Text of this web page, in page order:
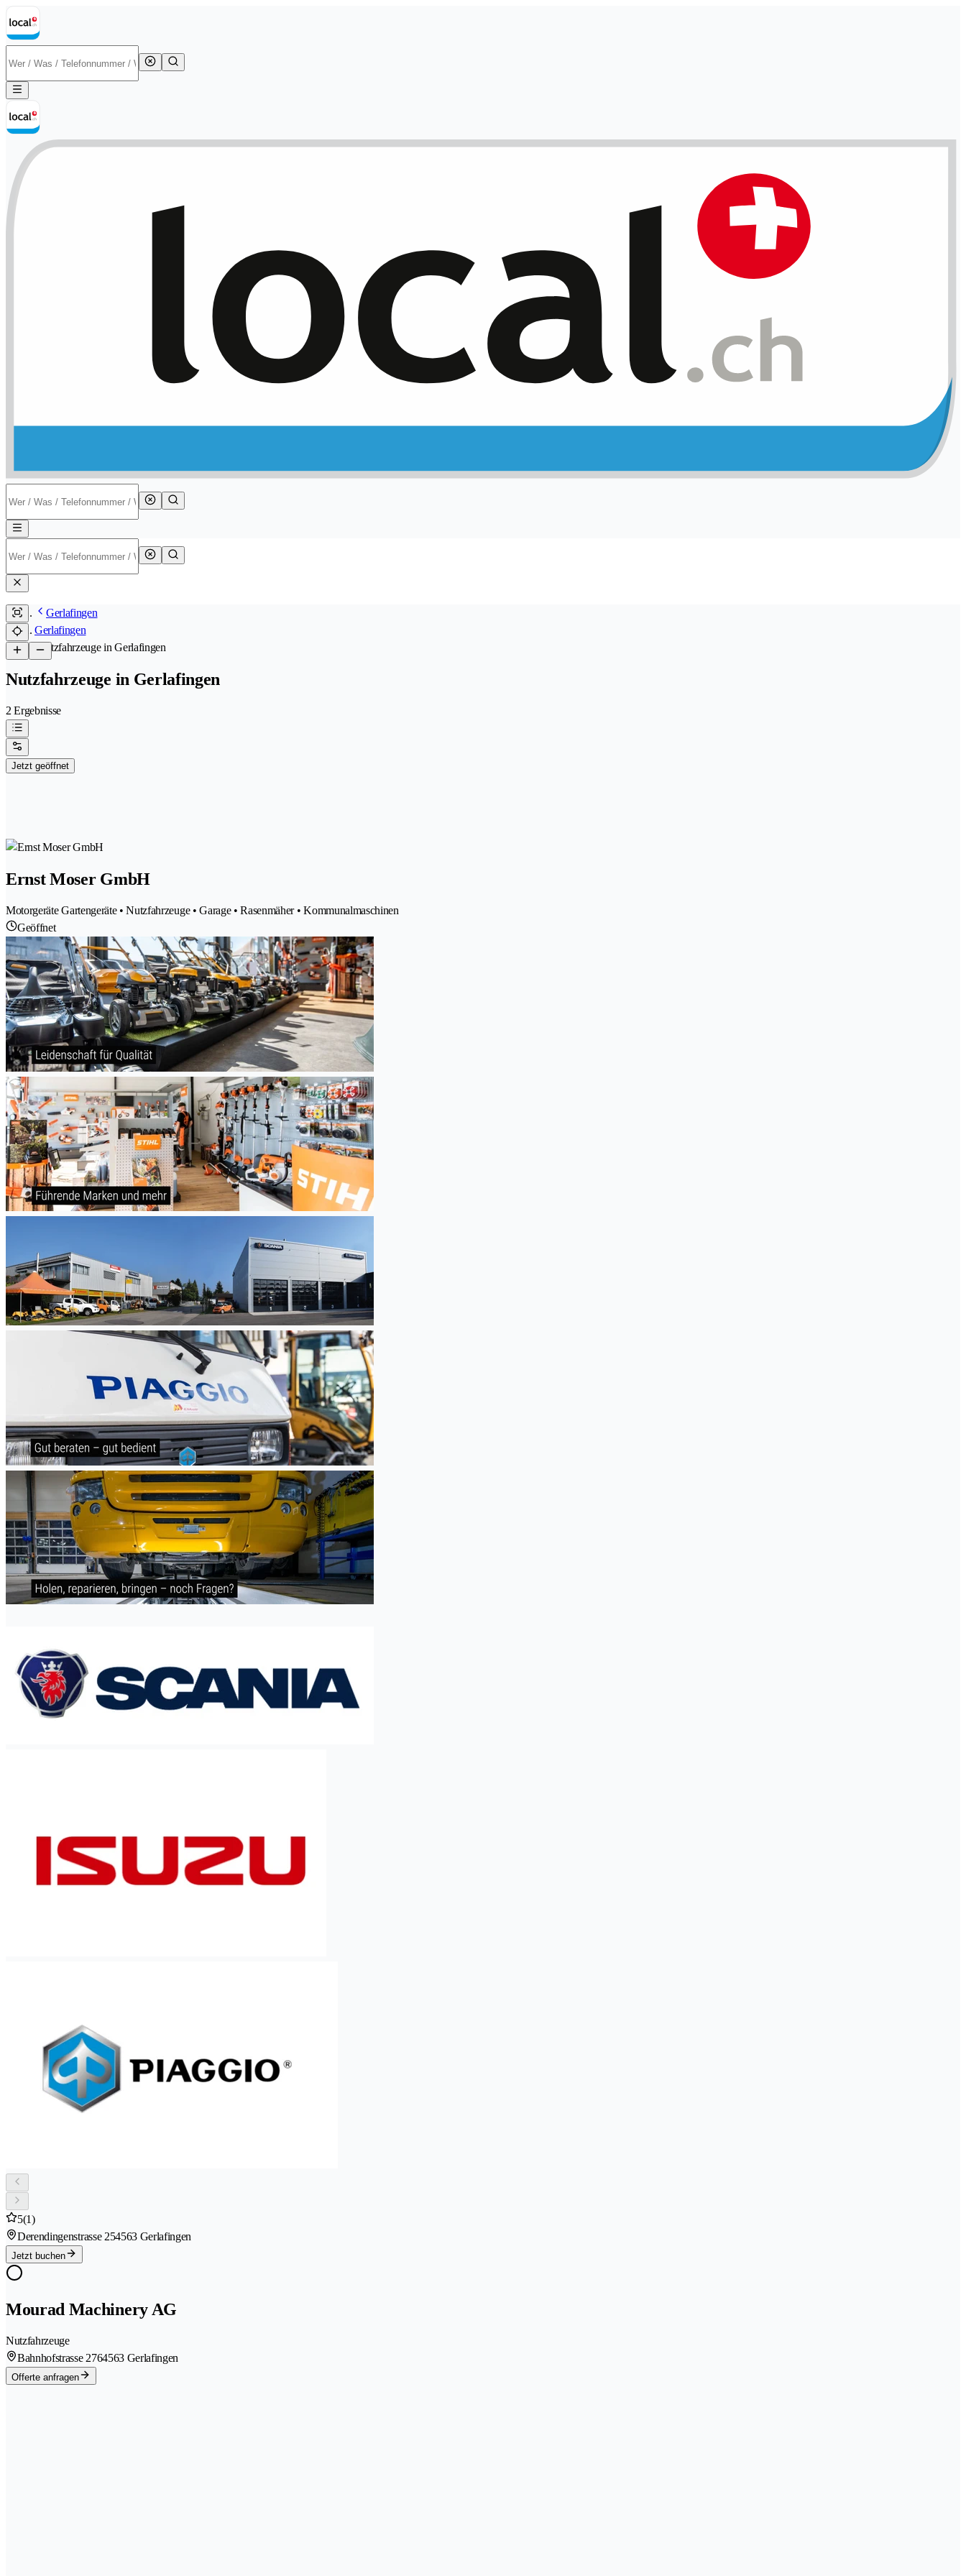
Gerlafingen
Gerlafingen
/Nutzfahrzeuge in Gerlafingen
Nutzfahrzeuge in Gerlafingen
2 Ergebnisse
Jetzt geöffnet
Ernst Moser GmbH
Motorgeräte Gartengeräte • Nutzfahrzeuge • Garage • Rasenmäher • Kommunalmaschinen
Geöffnet
5(1)
Derendingenstrasse 254563 Gerlafingen
Jetzt buchen
Mourad Machinery AG
Nutzfahrzeuge
Bahnhofstrasse 2764563 Gerlafingen
Offerte anfragen